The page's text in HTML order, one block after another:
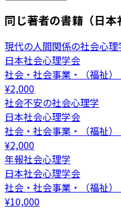
同じ著者の書籍（日本
現代の人間関係の社会心理
日本社会心理学会
社会・社会事業・（福祉
¥2,000
社会不安の社会心理学
日本社会心理学会
社会・社会事業・（福祉
¥2,000
年報社会心理学
日本社会心理学会
社会・社会事業・（福祉
¥10,000